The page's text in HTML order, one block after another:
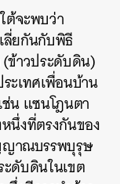
ต้จะพบว่า
ลี่ยกันกับพิธี
ข้าวประดับดิน)
ะเทศเพื่อนบ้าน
น แซนโฎนตา
นึ่งที่ตรงกันของ
ญาณบรรพบุรุษ
ดับดินในเขต